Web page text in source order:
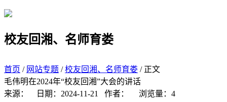
校友回湘、名师育娄
首页 / 网站专题 /校友回湘、名师育娄 / 正文
毛伟明在2024年“校友回湘”大会的讲话
来源：
日期：2024-11-21 作者： 浏览量： 4